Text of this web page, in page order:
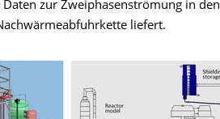
zur Zweiphasenströmung in den
liefert.